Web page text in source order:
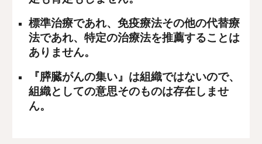
標準治療であれ、免疫療法その他の代替療
法であれ、特定の治療法を推薦することは
ありません。
『膵臓がんの集い』は組織ではないので、
組織としての意思そのものは存在しませ
ん。